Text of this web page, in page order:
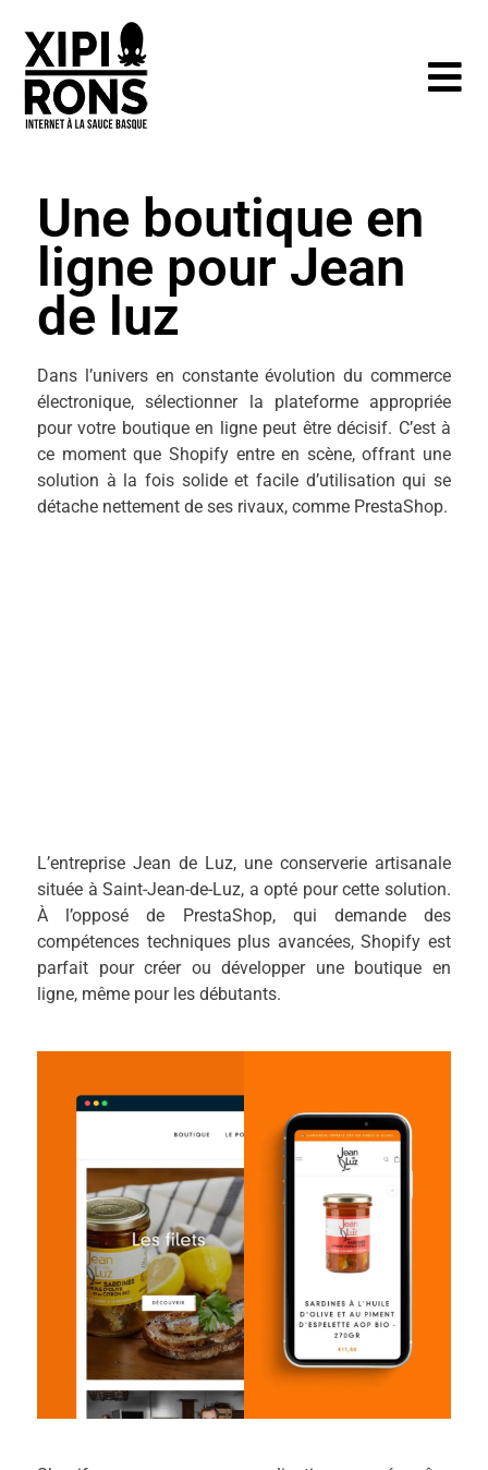
Une boutique en
ligne pour Jean
de luz
Dans l’univers en constante évolution du commerce
électronique, sélectionner la plateforme appropriée
pour votre boutique en ligne peut être décisif. C’est à
ce moment que Shopify entre en scène, offrant une
solution à la fois solide et facile d’utilisation qui se
détache nettement de ses rivaux, comme PrestaShop.
L’entreprise Jean de Luz, une conserverie artisanale
située à Saint-Jean-de-Luz, a opté pour cette solution.
À l’opposé de PrestaShop, qui demande des
compétences techniques plus avancées, Shopify est
parfait pour créer ou développer une boutique en
ligne, même pour les débutants.